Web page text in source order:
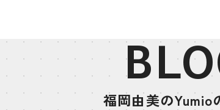
福岡由美のYumio